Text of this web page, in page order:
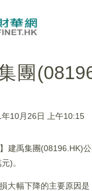
團
年10月26日 上午10:15
】建禹集團(08196.HK)
)。
大幅下降的主要原因